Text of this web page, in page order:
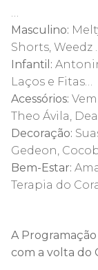
…
Masculino:
Shorts, Weedz
Infantil:
Laços e Fitas…
Acessórios:
Theo Ávila,
Decoração:
Gedeon,
Bem-Estar:
Terapia do
A
com a volta do